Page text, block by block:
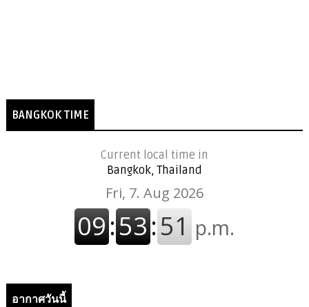
BANGKOK TIME
Current local time in
Bangkok, Thailand
อากาศวันนี้